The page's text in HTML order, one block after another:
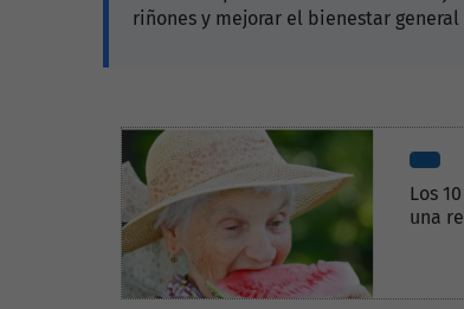
riñones y mejorar el bienestar
Los
una